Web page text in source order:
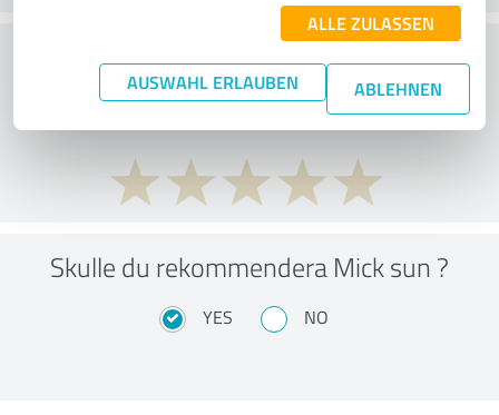
ALLE ZULASSEN
AUSWAHL ERLAUBEN ABLEHNEN
What do you think of the cost to benefit
ratio?
Skulle du rekommendera Mick sun ?
YES NO